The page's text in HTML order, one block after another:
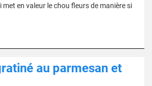
en valeur le chou fleurs de manière si
au parmesan et